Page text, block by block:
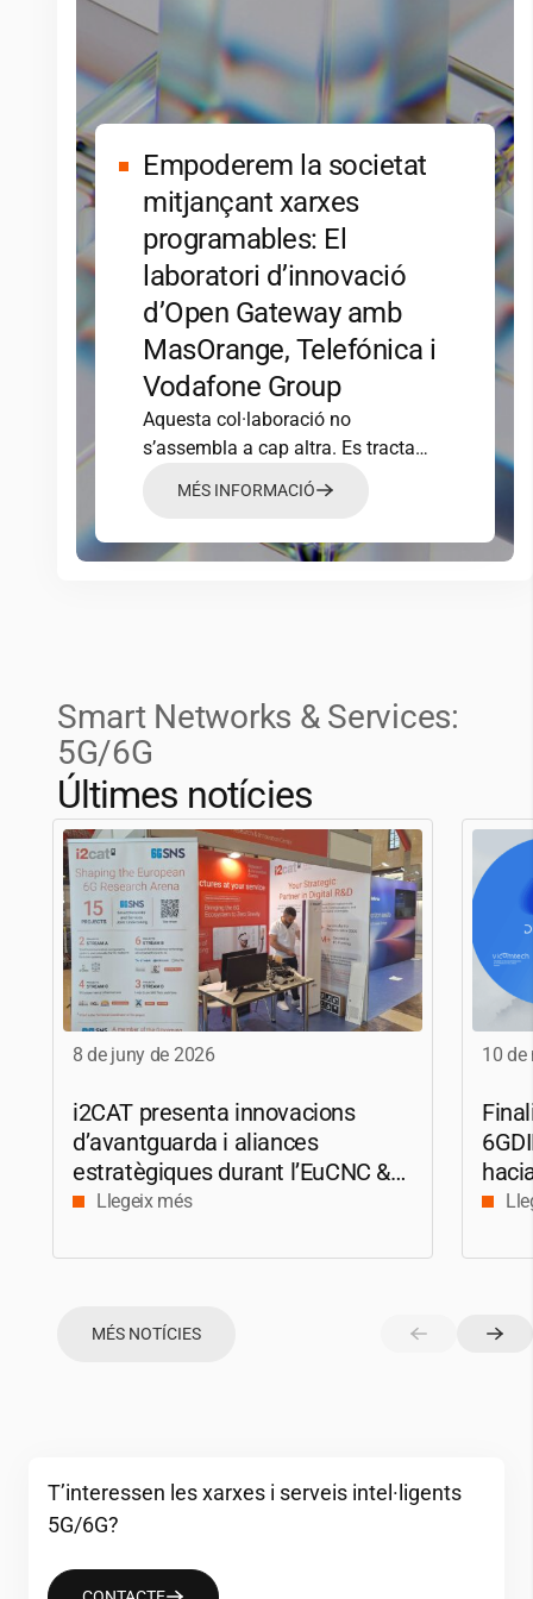
Empoderem la societat
mitjançant xarxes
programables: El
laboratori d’innovació
d’Open Gateway amb
MasOrange, Telefónica i
Vodafone Group
Aquesta col·laboració no
s’assembla a cap altra. Es tracta
d’una associació sense precedents
MÉS INFORMACIÓ
Smart Networks & Services:
5G/6G
Últimes notícies
8 de juny de 2026
i2CAT presenta innovacions
d’avantguarda i aliances
estratègiques durant l’EuCNC &
6G Summit 2026
Llegeix més
10 de
MÉS NOTÍCIES
T’interessen les xarxes i serveis intel·ligents
5G/6G?